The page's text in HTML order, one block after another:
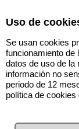
Volver
Uso de
Se usan cookies
funcionamiento de
datos de uso de
información no
periodo de 12
política de